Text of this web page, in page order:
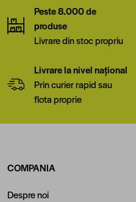
Peste 8.000 de
produse
Livrare din stoc propriu
Livrare la nivel național
Prin curier rapid sau
flota proprie
COMPANIA
Despre noi